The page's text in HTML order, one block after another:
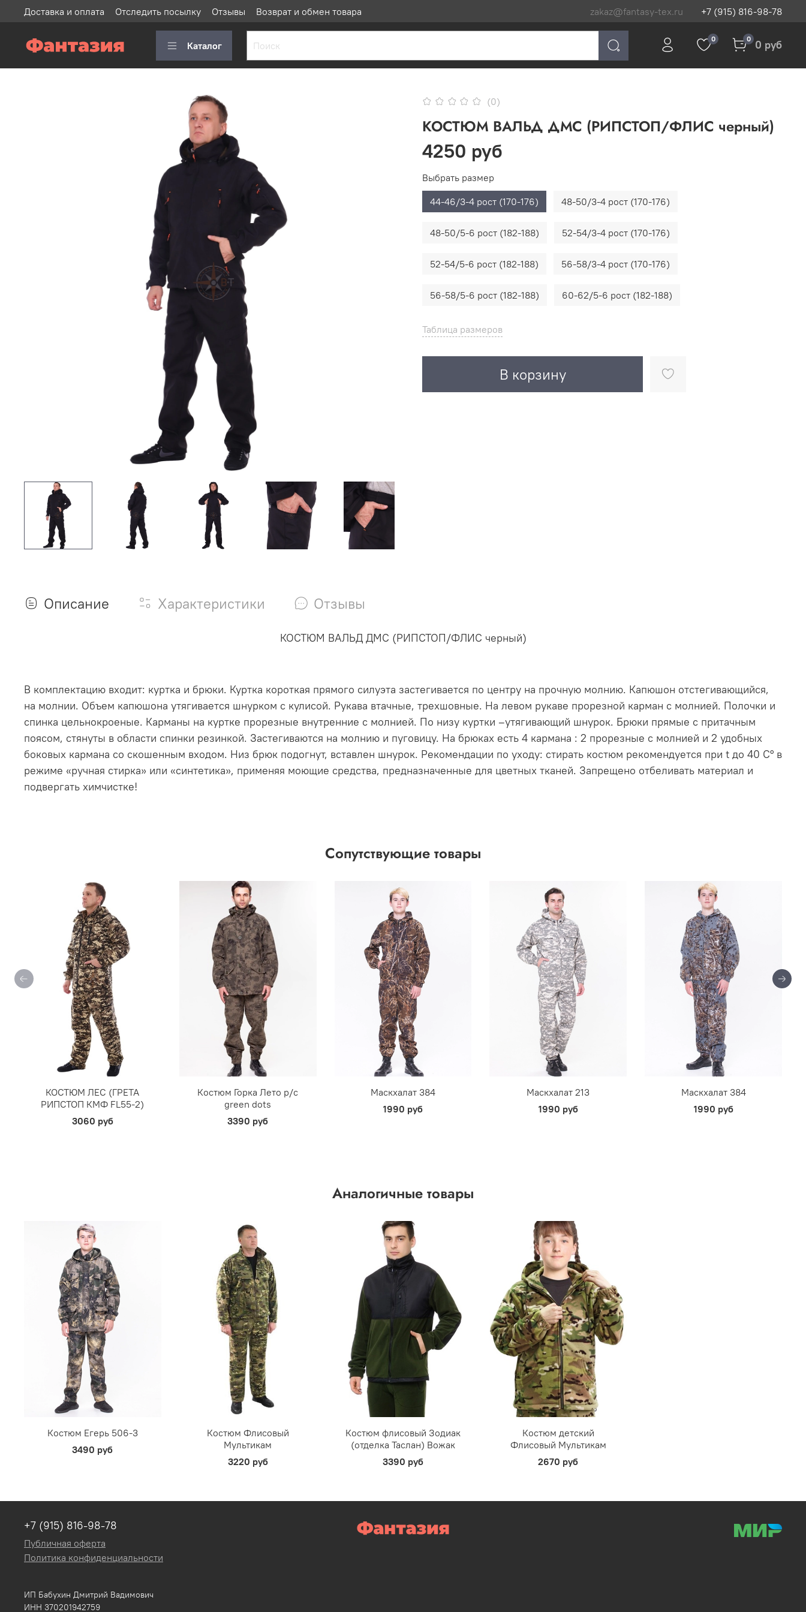
Доставка и оплата Отследить посылку Отзывы Возврат и обмен товара zakaz@fantasy-tex.ru +7 (915) 816-98-78
Каталог
0 0 0 руб
(0)
КОСТЮМ ВАЛЬД ДМС (РИПСТОП/ФЛИС черный)
4250 руб
Таблица размеров
В корзину
Выбрать размер
44-46/3-4 рост (170-176)
48-50/3-4 рост (170-176)
48-50/5-6 рост (182-188) 52-54/3-4 рост (170-176)
52-54/5-6 рост (182-188) 56-58/3-4 рост (170-176)
56-58/5-6 рост (182-188) 60-62/5-6 рост (182-188)
Описание Характеристики Отзывы
КОСТЮМ ВАЛЬД ДМС (РИПСТОП/ФЛИС черный)
В комплектацию входит: куртка и брюки. Куртка короткая прямого силуэта застегивается по центру на прочную молнию. Капюшон отстегивающийся,
на молнии. Объем капюшона утягивается шнурком с кулисой. Рукава втачные, трехшовные. На левом рукаве прорезной карман с молнией. Полочки и
спинка цельнокроеные. Карманы на куртке прорезные внутренние с молнией. По низу куртки –утягивающий шнурок. Брюки прямые с притачным
поясом, стянуты в области спинки резинкой. Застегиваются на молнию и пуговицу. На брюках есть 4 кармана : 2 прорезные с молнией и 2 удобных
боковых кармана со скошенным входом. Низ брюк подогнут, вставлен шнурок. Рекомендации по уходу: стирать костюм рекомендуется при t до 40 С° в
режиме «ручная стирка» или «синтетика», применяя моющие средства, предназначенные для цветных тканей. Запрещено отбеливать материал и
подвергать химчистке!
Сопутствующие товары
КОСТЮМ ЛЕС (ГРЕТА
РИПСТОП КМФ FL55-2)
3060 руб
Костюм Горка Лето р/с
green dots
3390 руб
Маскхалат 384
1990 руб
Маскхалат 213
1990 руб
Маскхалат 384
1990 руб
Аналогичные товары
Костюм Егерь 506-3
3490 руб
Костюм Флисовый
Мультикам
3220 руб
Костюм флисовый Зодиак
(отделка Таслан) Вожак
3390 руб
Костюм детский
Флисовый Мультикам
2670 руб
+7 (915) 816-98-78
Публичная оферта
Политика конфиденциальности
ИП Бабухин Дмитрий Вадимович
ИНН 370201942759